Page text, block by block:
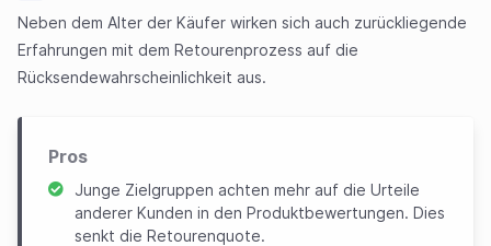
Neben dem Alter der Käufer wirken sich auch zurückliegende
Erfahrungen mit dem Retourenprozess auf die
Rücksendewahrscheinlichkeit aus.
Pros
Junge Zielgruppen achten mehr auf die Urteile
anderer Kunden in den Produktbewertungen. Dies
senkt die Retourenquote.